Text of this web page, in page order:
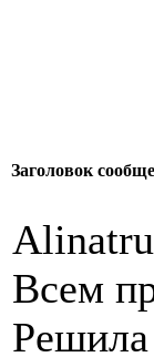
Заголовок
Всем
Решила